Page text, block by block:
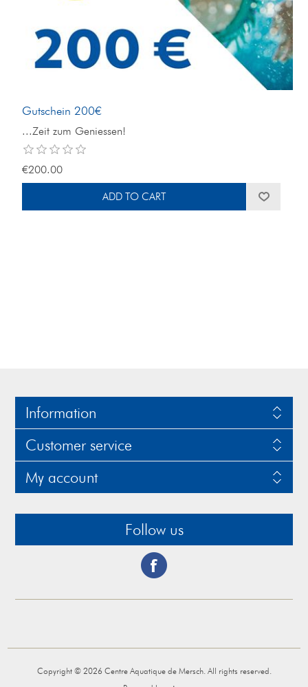
Gutschein 200€
...Zeit zum Geniessen!
€200.00
Information
Customer service
My account
Follow us
Copyright © 2026 Centre Aquatique de Mersch. All rights reserved.